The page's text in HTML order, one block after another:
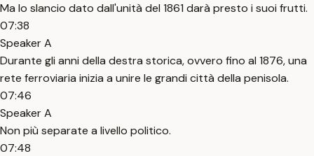
Ma lo slancio dato dall'unità del 1861 darà presto i suoi frutti.
07:38
Speaker A
Durante gli anni della destra storica, ovvero fino al 1876, una
rete ferroviaria inizia a unire le grandi città della penisola.
07:46
Speaker A
Non più separate a livello politico.
07:48